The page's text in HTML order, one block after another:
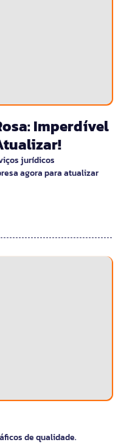
Imperdível
jurídicos
agora para atualizar
de qualidade.